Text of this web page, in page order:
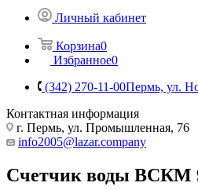
Личный кабинет
Корзина0
Избранное0
(342) 270-11-00Пермь, ул.
Контактная информация
г. Пермь, ул. Промышленная, 76
info2005@lazar.company
Счетчик воды ВСКМ